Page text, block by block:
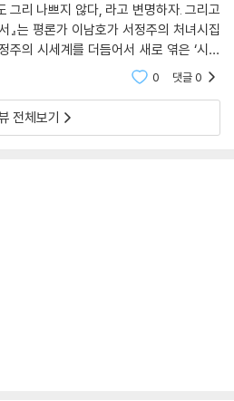
그리 나쁘지 않다, 라고 변명하자. 그리고
주의 시세계를 더듬어서 새로 엮은 ‘시선
의 시인이라면, 우선은 시선을 통해서 시
0 댓글0
전체보기